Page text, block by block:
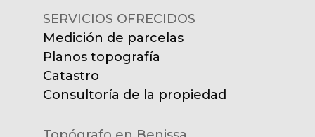
SERVICIOS OFRECIDOS
Medición de parcelas
Planos topografía
Catastro
Consultoría de la propiedad